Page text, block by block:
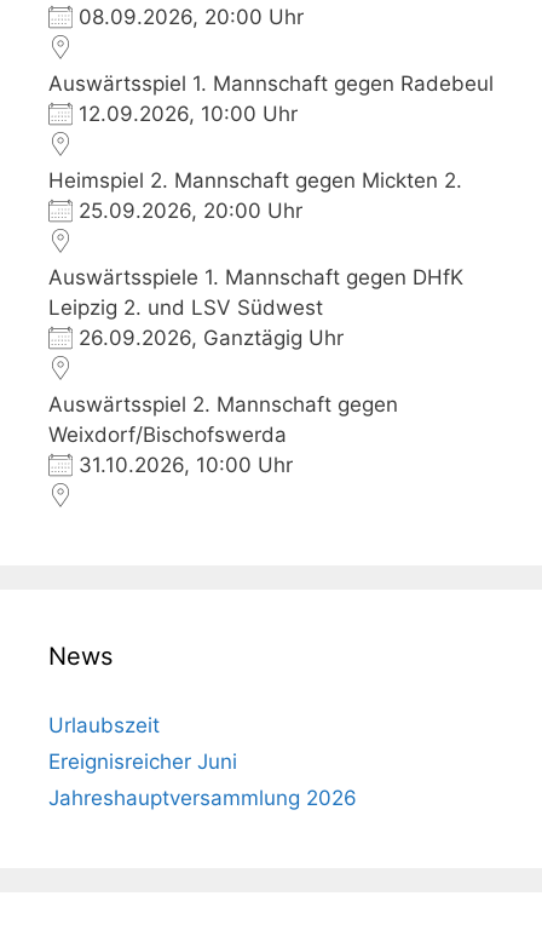
08.09.2026, 20:00 Uhr
Auswärtsspiel 1. Mannschaft gegen Radebeul
12.09.2026, 10:00 Uhr
Heimspiel 2. Mannschaft gegen Mickten 2.
25.09.2026, 20:00 Uhr
Auswärtsspiele 1. Mannschaft gegen DHfK
Leipzig 2. und LSV Südwest
26.09.2026, Ganztägig Uhr
Auswärtsspiel 2. Mannschaft gegen
Weixdorf/Bischofswerda
31.10.2026, 10:00 Uhr
News
Urlaubszeit
Ereignisreicher Juni
Jahreshauptversammlung 2026